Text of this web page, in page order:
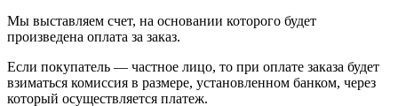
Мы выставляем счет, на основании которого будет
произведена оплата за заказ.
Если покупатель — частное лицо, то при оплате заказа будет
взиматься комиссия в размере, установленном банком, через
который осуществляется платеж.